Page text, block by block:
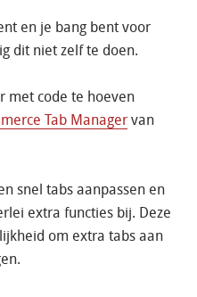
en je bang bent voor
dit niet zelf te doen.
met code te hoeven
Tab Manager van
snel tabs aanpassen en
extra functies bij. Deze
om extra tabs aan